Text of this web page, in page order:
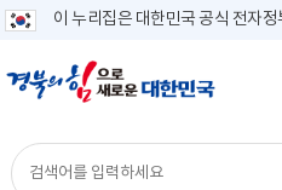
이 누리집은 대한민국 공식 전자